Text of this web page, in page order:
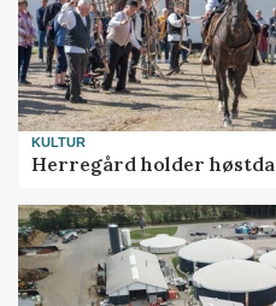
KULTUR
Herregård holder